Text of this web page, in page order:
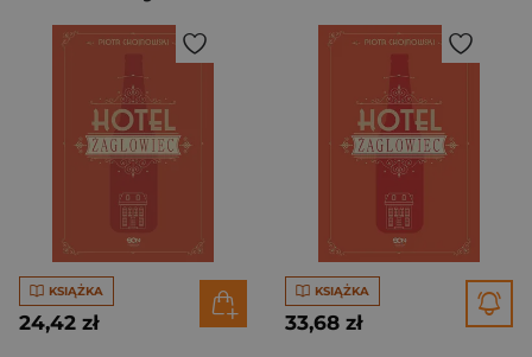
KSIĄŻKA
24,42 zł
KSIĄŻKA
33,68 zł